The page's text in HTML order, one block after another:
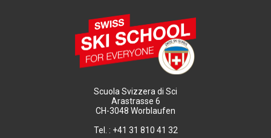
Scuola Svizzera di Sci
Arastrasse 6
CH-3048 Worblaufen
Tel. : +41 31 810 41 32